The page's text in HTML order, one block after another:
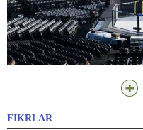
FIKRLAR